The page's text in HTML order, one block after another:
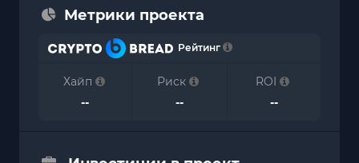
Метрики проекта
Рейтинг
Хайп
--
Риск
--
ROI
--